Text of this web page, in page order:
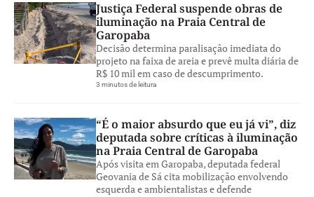
Justiça Federal suspende obras de
iluminação na Praia Central de
Garopaba
Decisão determina paralisação imediata do
projeto na faixa de areia e prevê multa diária de
R$ 10 mil em caso de descumprimento.
3 minutos de leitura
“É o maior absurdo que eu já vi”, diz
deputada sobre críticas à iluminação
na Praia Central de Garopaba
Após visita em Garopaba, deputada federal
Geovania de Sá cita mobilização envolvendo
esquerda e ambientalistas e defende